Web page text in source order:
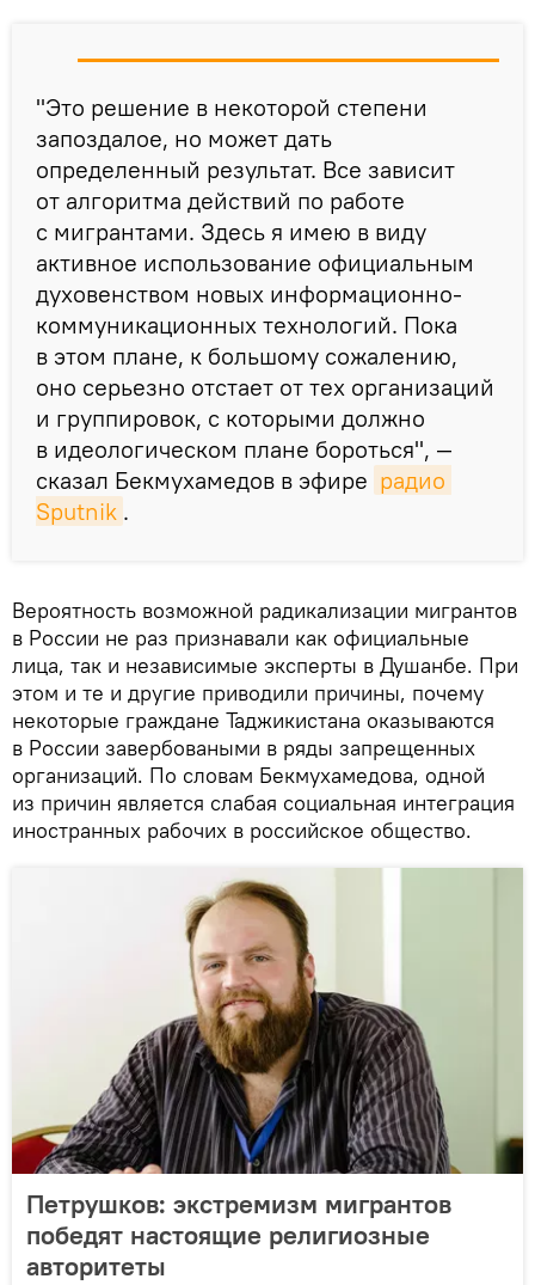
"Это решение в некоторой степени
запоздалое, но может дать
определенный результат. Все зависит
от алгоритма действий по работе
с мигрантами. Здесь я имею в виду
активное использование официальным
духовенством новых информационно-
коммуникационных технологий. Пока
в этом плане, к большому сожалению,
оно серьезно отстает от тех организаций
и группировок, с которыми должно
в идеологическом плане бороться", —
сказал Бекмухамедов в эфире радио
Sputnik .
Вероятность возможной радикализации мигрантов
в России не раз признавали как официальные
лица, так и независимые эксперты в Душанбе. При
этом и те и другие приводили причины, почему
некоторые граждане Таджикистана оказываются
в России завербоваными в ряды запрещенных
организаций. По словам Бекмухамедова, одной
из причин является слабая социальная интеграция
иностранных рабочих в российское общество.
Петрушков: экстремизм мигрантов
победят настоящие религиозные
авторитеты